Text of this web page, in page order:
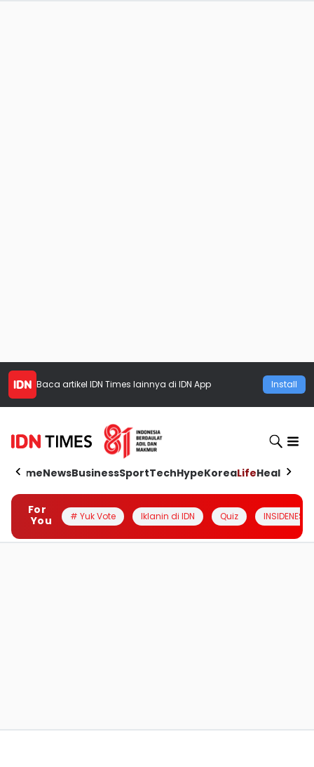
Baca artikel IDN Times lainnya di IDN App Install
HomeNewsBusinessSportTechHypeKoreaLifeHealth
For
You
# Yuk Vote Iklanin di IDN Quiz INSIDENESIA